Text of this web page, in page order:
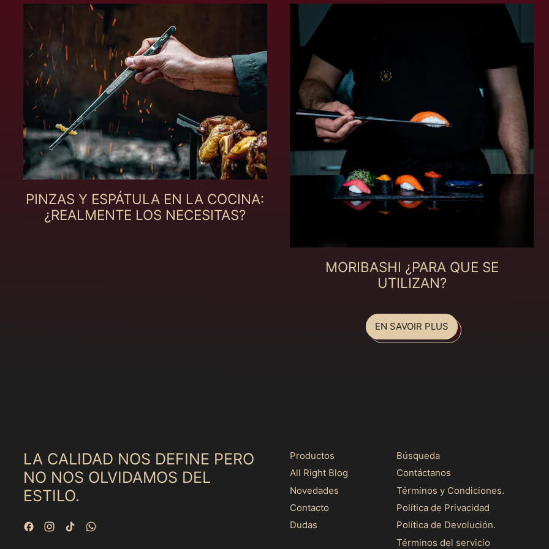
PINZAS Y ESPÁTULA EN LA COCINA:
¿REALMENTE LOS NECESITAS?
MORIBASHI ¿PARA QUE SE
UTILIZAN?
EN SAVOIR PLUS
LA CALIDAD NOS DEFINE PERO
NO NOS OLVIDAMOS DEL
ESTILO.
FacebookInstagram
TikTokWhatsApp
Productos
All Right Blog
Novedades
Contacto
Dudas
Búsqueda
Contáctanos
Términos y Condiciones.
Política de Privacidad
Política de Devolución.
Términos del servicio